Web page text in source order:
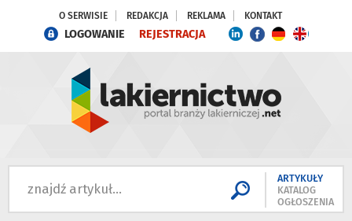
O SERWISIE REDAKCJA REKLAMA KONTAKT
LOGOWANIE REJESTRACJA
ARTYKUŁY
KATALOG
OGŁOSZENIA